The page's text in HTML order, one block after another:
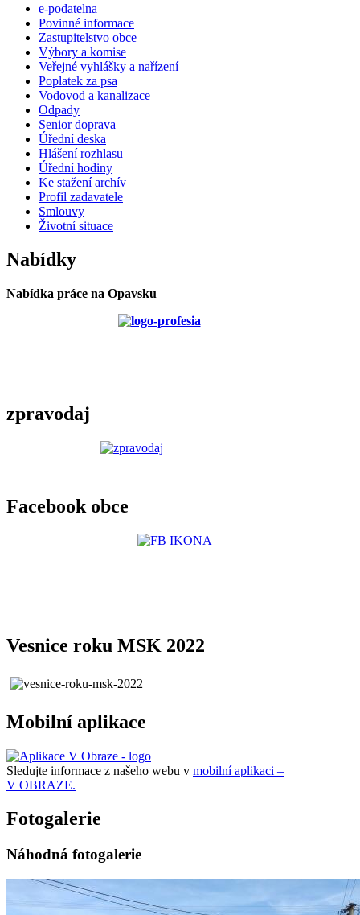
e-podatelna
Povinné informace
Zastupitelstvo obce
Výbory a komise
Veřejné vyhlášky a nařízení
Poplatek za psa
Vodovod a kanalizace
Odpady
Senior doprava
Úřední deska
Hlášení rozhlasu
Úřední hodiny
Ke stažení archív
Profil zadavatele
Smlouvy
Životní situace
Nabídky
Nabídka práce na Opavsku
zpravodaj
Facebook obce
Vesnice roku MSK 2022
Mobilní aplikace
Sledujte informace z našeho webu v mobilní aplikaci –
V OBRAZE.
Fotogalerie
Náhodná fotogalerie